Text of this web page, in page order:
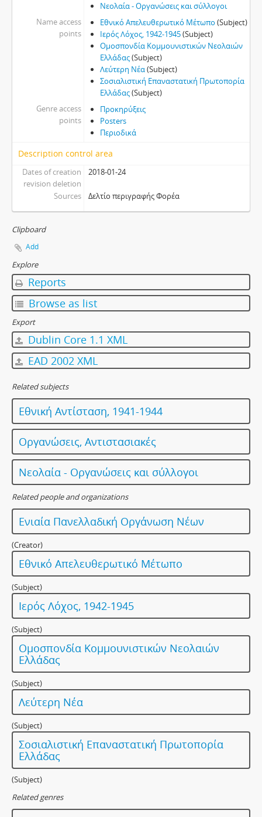
Νεολαία - Οργανώσεις και σύλλογοι
Name access
points
Εθνικό Απελευθερωτικό Μέτωπο (Subject)
Ιερός Λόχος, 1942-1945(Subject)
Ομοσπονδία Κομμουνιστικών Νεολαιών
Ελλάδας(Subject)
Λεύτερη Νέα(Subject)
Σοσιαλιστική Επαναστατική Πρωτοπορία
Ελλάδας(Subject)
Genre access
points
Προκηρύξεις
Posters
Περιοδικά
Description control area
Dates of creation
revision deletion
2018-01-24
Sources Δελτίο περιγραφής Φορέα
Clipboard
Add
Explore
Reports
Browse as list
Export
Dublin Core 1.1 XML
EAD 2002 XML
Related subjects
Εθνική Αντίσταση, 1941-1944
Οργανώσεις, Αντιστασιακές
Νεολαία - Οργανώσεις και σύλλογοι
Related people and organizations
Ενιαία Πανελλαδική Οργάνωση Νέων
(Creator)
Εθνικό Απελευθερωτικό Μέτωπο
(Subject)
Ιερός Λόχος, 1942-1945
(Subject)
Ομοσπονδία Κομμουνιστικών Νεολαιών
Ελλάδας
(Subject)
Λεύτερη Νέα
(Subject)
Σοσιαλιστική Επαναστατική Πρωτοπορία
Ελλάδας
(Subject)
Related genres